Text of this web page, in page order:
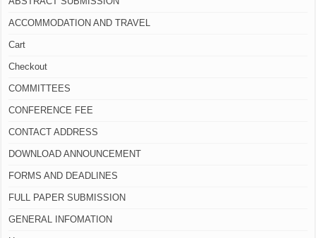
ACCOMMODATION AND TRAVEL
Cart
Checkout
COMMITTEES
CONFERENCE FEE
CONTACT ADDRESS
DOWNLOAD ANNOUNCEMENT
FORMS AND DEADLINES
FULL PAPER SUBMISSION
GENERAL INFOMATION